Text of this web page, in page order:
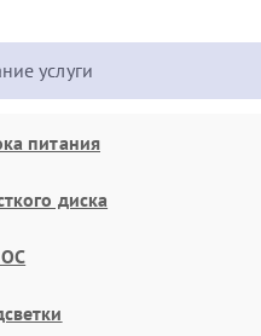
услуги
питания
диска
ОС